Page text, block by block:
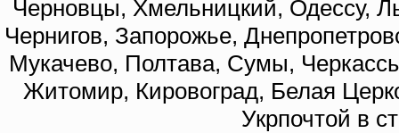
Черновцы, Хмельницкий, Одессу,
Чернигов, Запорожье,
Мукачево, Полтава, Сумы,
Житомир, Кировоград, Белая
Укрпочтой в